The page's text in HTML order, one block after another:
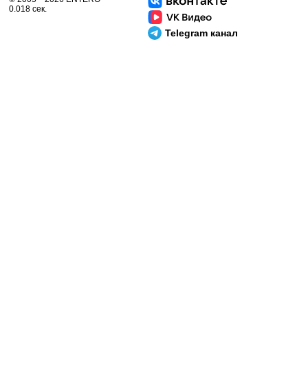
Telegram канал
0.018 сек.